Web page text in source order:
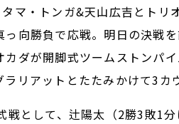
マ・トンガ&天山広吉とトリ
っ向勝負で応戦。明日の決戦
ダが開脚式ツームストンパ
リアットとたたみかけて3カ
として、辻陽太（2勝3敗1